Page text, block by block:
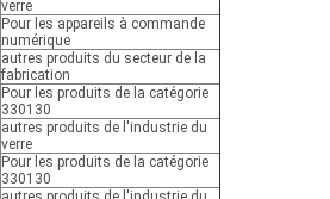
verre
Pour les appareils à commande
numérique
autres produits du secteur de la
fabrication
Pour les produits de la catégorie
330130
autres produits de l'industrie du
verre
Pour les produits de la catégorie
330130